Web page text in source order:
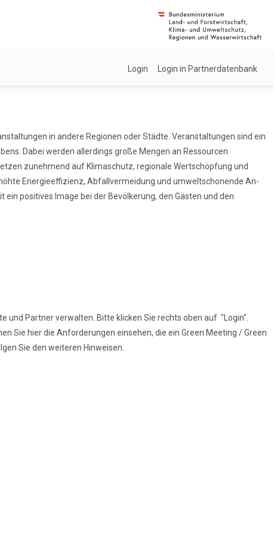
Login Login in Partnerdatenbank
in andere Regionen oder Städte. Veranstaltungen sind ein
Dabei werden allerdings große Mengen an Ressourcen
zunehmend auf Klimaschutz, regionale Wertschöpfung und
Energieeffizienz, Abfallvermeidung und umweltschonende An-
positives Image bei der Bevölkerung, den Gästen und den
und Partner verwalten. Bitte klicken Sie rechts oben auf "Login".
Sie hier die Anforderungen einsehen, die ein Green Meeting / Green
Sie den weiteren Hinweisen.